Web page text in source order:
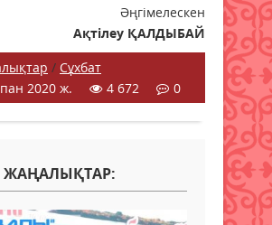
Әңгімелескен
Ақтілеу ҚАЛДЫБАЙ
/ Сұхбат
2020 ж.
4 672 0
ЖАҢАЛЫҚТАР: